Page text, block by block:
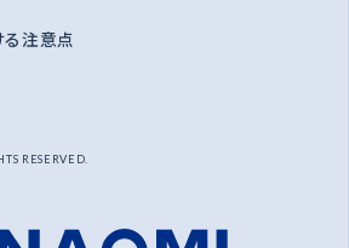
注意点
RESERVED.